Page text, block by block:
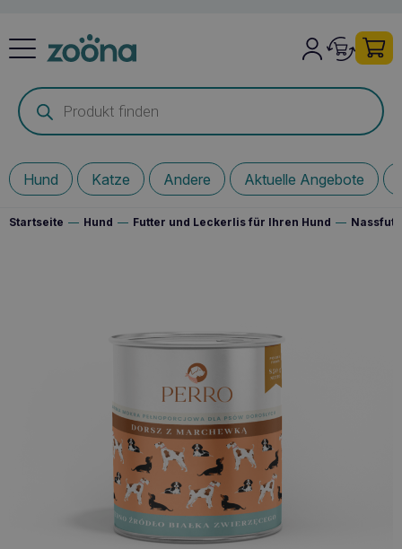
Products
search
Hund Katze Andere Aktuelle Angebote
Startseite — Hund — Futter und Leckerlis für Ihren Hund —